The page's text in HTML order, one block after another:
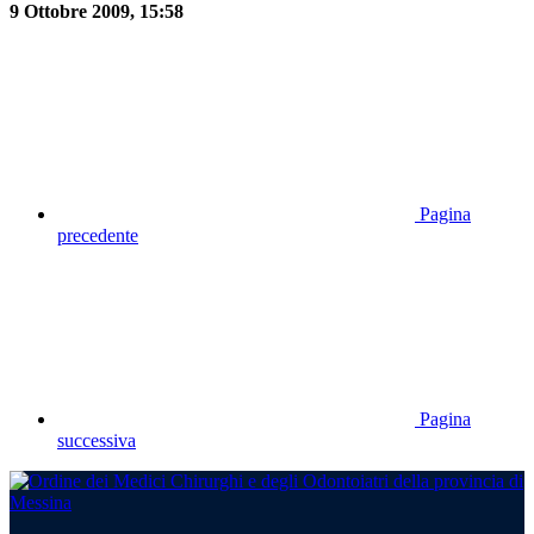
9 Ottobre 2009, 15:58
Pagina
precedente
Pagina
successiva